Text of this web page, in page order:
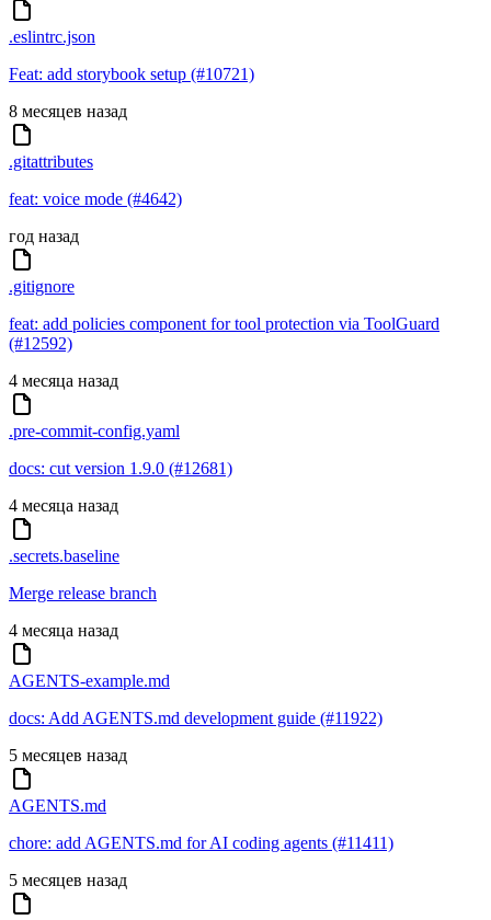
.eslintrc.json
Feat: add storybook setup (#10721)
8 месяцев назад
.gitattributes
feat: voice mode (#4642)
год назад
.gitignore
feat: add policies component for tool protection via ToolGuard
(#12592)
4 месяца назад
.pre-commit-config.yaml
docs: cut version 1.9.0 (#12681)
4 месяца назад
.secrets.baseline
Merge release branch
4 месяца назад
AGENTS-example.md
docs: Add AGENTS.md development guide (#11922)
5 месяцев назад
AGENTS.md
chore: add AGENTS.md for AI coding agents (#11411)
5 месяцев назад